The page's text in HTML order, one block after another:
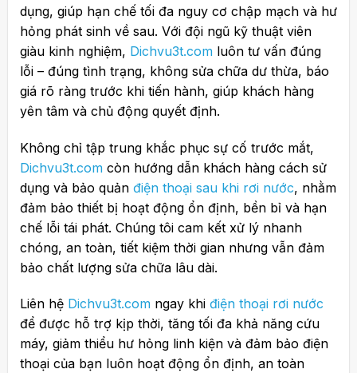
dụng, giúp hạn chế tối đa nguy cơ chập mạch và hư
hỏng phát sinh về sau. Với đội ngũ kỹ thuật viên
giàu kinh nghiệm, Dichvu3t.comluôn tư vấn đúng
lỗi – đúng tình trạng, không sửa chữa dư thừa, báo
giá rõ ràng trước khi tiến hành, giúp khách hàng
yên tâm và chủ động quyết định.
Không chỉ tập trung khắc phục sự cố trước mắt,
Dichvu3t.comcòn hướng dẫn khách hàng cách sử
dụng và bảo quản điện thoại sau khi rơi nước, nhằm
đảm bảo thiết bị hoạt động ổn định, bền bỉ và hạn
chế lỗi tái phát. Chúng tôi cam kết xử lý nhanh
chóng, an toàn, tiết kiệm thời gian nhưng vẫn đảm
bảo chất lượng sửa chữa lâu dài.
Liên hệ Dichvu3t.comngay khi điện thoại rơi nước
để được hỗ trợ kịp thời, tăng tối đa khả năng cứu
máy, giảm thiểu hư hỏng linh kiện và đảm bảo điện
thoại của bạn luôn hoạt động ổn định, an toàn